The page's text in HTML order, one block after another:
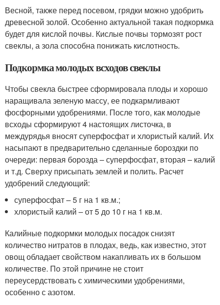
Весной, также перед посевом, грядки можно удобрить
древесной золой. Особенно актуальной такая подкормка
будет для кислой почвы. Кислые почвы тормозят рост
свеклы, а зола способна понижать кислотность.
Подкормка молодых всходов свеклы
Чтобы свекла быстрее сформировала плоды и хорошо
наращивала зеленую массу, ее подкармливают
фосфорными удобрениями. После того, как молодые
всходы сформируют 4 настоящих листочка, в
междурядья вносят суперфосфат и хлористый калий. Их
насыпают в предварительно сделанные бороздки по
очереди: первая борозда – суперфосфат, вторая – калий
и т.д. Сверху присыпать землей и полить. Расчет
удобрений следующий:
суперфосфат – 5 г на 1 кв.м.;
хлористый калий – от 5 до 10 г на 1 кв.м.
Калийные подкормки молодых посадок снизят
количество нитратов в плодах, ведь, как известно, этот
овощ обладает свойством накапливать их в большом
количестве. По этой причине не стоит
переусердствовать с химическими удобрениями,
особенно с азотом.